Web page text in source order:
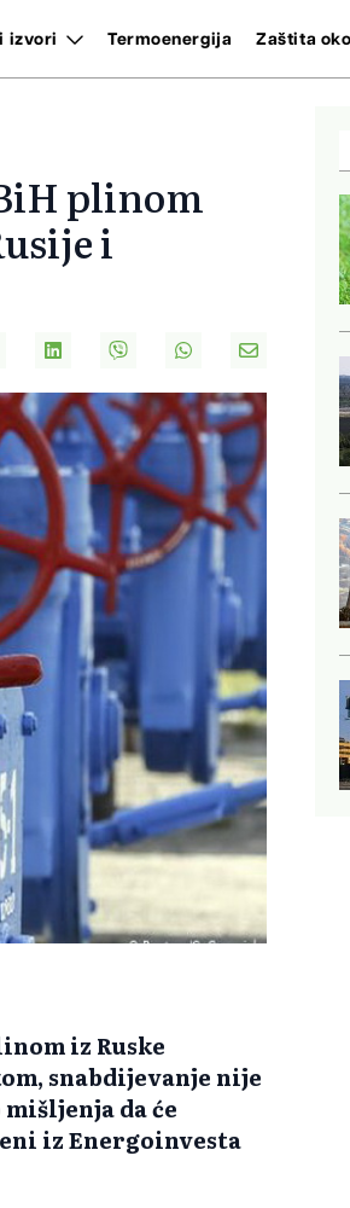
izvori Termoenergija Zaštita
plinom
i
iz Ruske
snabdijevanje nije
da će
iz Energoinvesta